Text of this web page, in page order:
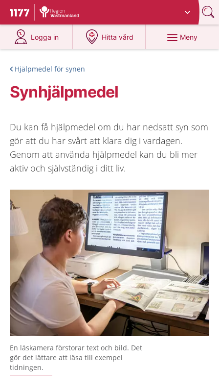
Till startsidan för 1177
Du har valt region
Logga in
på 1177.se
Hitta vård
på 1177.se
Meny
Hjälpmedel för synen
Synhjälpmedel
Du kan få hjälpmedel om du har nedsatt syn som
gör att du har svårt att klara dig i vardagen.
Genom att använda hjälpmedel kan du bli mer
aktiv och självständig i ditt liv.
En läskamera förstorar text och bild. Det
gör det lättare att läsa till exempel
tidningen.